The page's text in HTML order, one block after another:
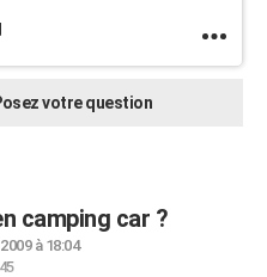
votre question
camping car ?
à 18:04